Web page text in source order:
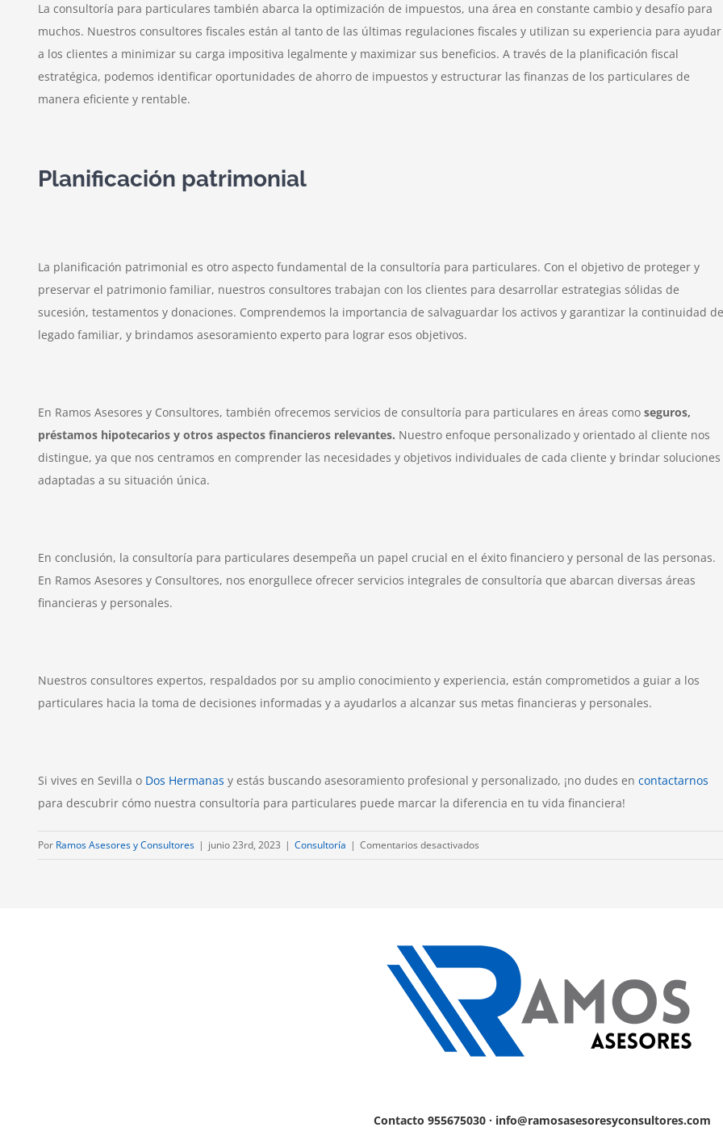
La consultoría para particulares también abarca la optimización de impuestos, una área en constante cambio y desafío para
muchos. Nuestros consultores fiscales están al tanto de las últimas regulaciones fiscales y utilizan su experiencia para ayudar
a los clientes a minimizar su carga impositiva legalmente y maximizar sus beneficios. A través de la planificación fiscal
estratégica, podemos identificar oportunidades de ahorro de impuestos y estructurar las finanzas de los particulares de
manera eficiente y rentable.
Planificación patrimonial
La planificación patrimonial es otro aspecto fundamental de la consultoría para particulares. Con el objetivo de proteger y
preservar el patrimonio familiar, nuestros consultores trabajan con los clientes para desarrollar estrategias sólidas de
sucesión, testamentos y donaciones. Comprendemos la importancia de salvaguardar los activos y garantizar la continuidad
legado familiar, y brindamos asesoramiento experto para lograr esos objetivos.
En Ramos Asesores y Consultores, también ofrecemos servicios de consultoría para particulares en áreas como seguros,
préstamos hipotecarios y otros aspectos financieros relevantes. Nuestro enfoque personalizado y orientado al cliente nos
distingue, ya que nos centramos en comprender las necesidades y objetivos individuales de cada cliente y brindar soluciones
adaptadas a su situación única.
En conclusión, la consultoría para particulares desempeña un papel crucial en el éxito financiero y personal de las personas.
En Ramos Asesores y Consultores, nos enorgullece ofrecer servicios integrales de consultoría que abarcan diversas áreas
financieras y personales.
Nuestros consultores expertos, respaldados por su amplio conocimiento y experiencia, están comprometidos a guiar a los
particulares hacia la toma de decisiones informadas y a ayudarlos a alcanzar sus metas financieras y personales.
Si vives en Sevilla o Dos Hermanas y estás buscando asesoramiento profesional y personalizado, ¡no dudes en contactarnos
para descubrir cómo nuestra consultoría para particulares puede marcar la diferencia en tu vida financiera!
Por Ramos Asesores y Consultores | junio 23rd, 2023 | Consultoría | Comentarios desactivados
éxito
financiero
personal
Contacto 955675030 · info@ramosasesoresyconsultores.com